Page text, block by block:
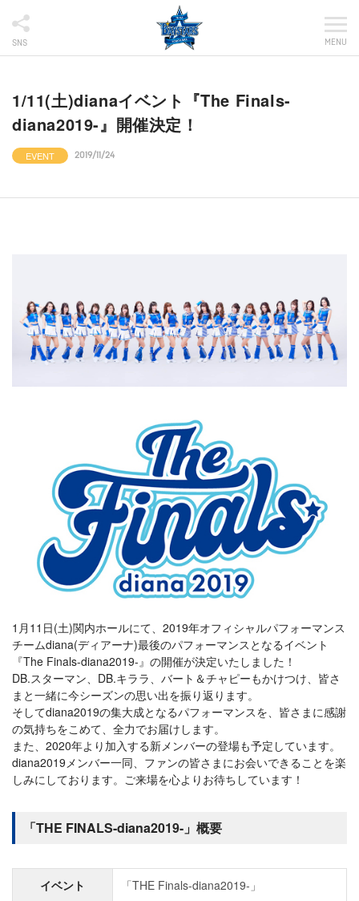
SNS MENU
1/11(土)dianaイベント『The Finals-
diana2019-』開催決定！
EVENT 2019/11/24
1月11日(土)関内ホールにて、2019年オフィシャルパフォーマンス
チームdiana(ディアーナ)最後のパフォーマンスとなるイベント
『The Finals-diana2019-』の開催が決定いたしました！
DB.スターマン、DB.キララ、バート＆チャピーもかけつけ、皆さ
まと一緒に今シーズンの思い出を振り返ります。
そしてdiana2019の集大成となるパフォーマンスを、皆さまに感謝
の気持ちをこめて、全力でお届けします。
また、2020年より加入する新メンバーの登場も予定しています。
diana2019メンバー一同、ファンの皆さまにお会いできることを楽
しみにしております。ご来場を心よりお待ちしています！
「THE FINALS-diana2019-」概要
イベント 「THE Finals-diana2019-」